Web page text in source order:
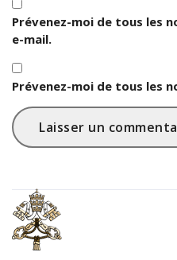
Prévenez-moi de tous les
e-mail.
Prévenez-moi de tous les